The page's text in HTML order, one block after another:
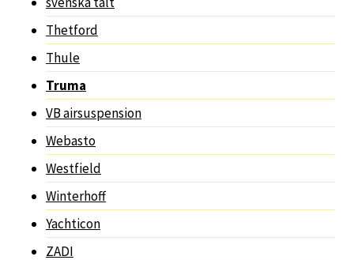
Thetford
Thule
Truma
VB airsuspension
Webasto
Westfield
Winterhoff
Yachticon
ZADI